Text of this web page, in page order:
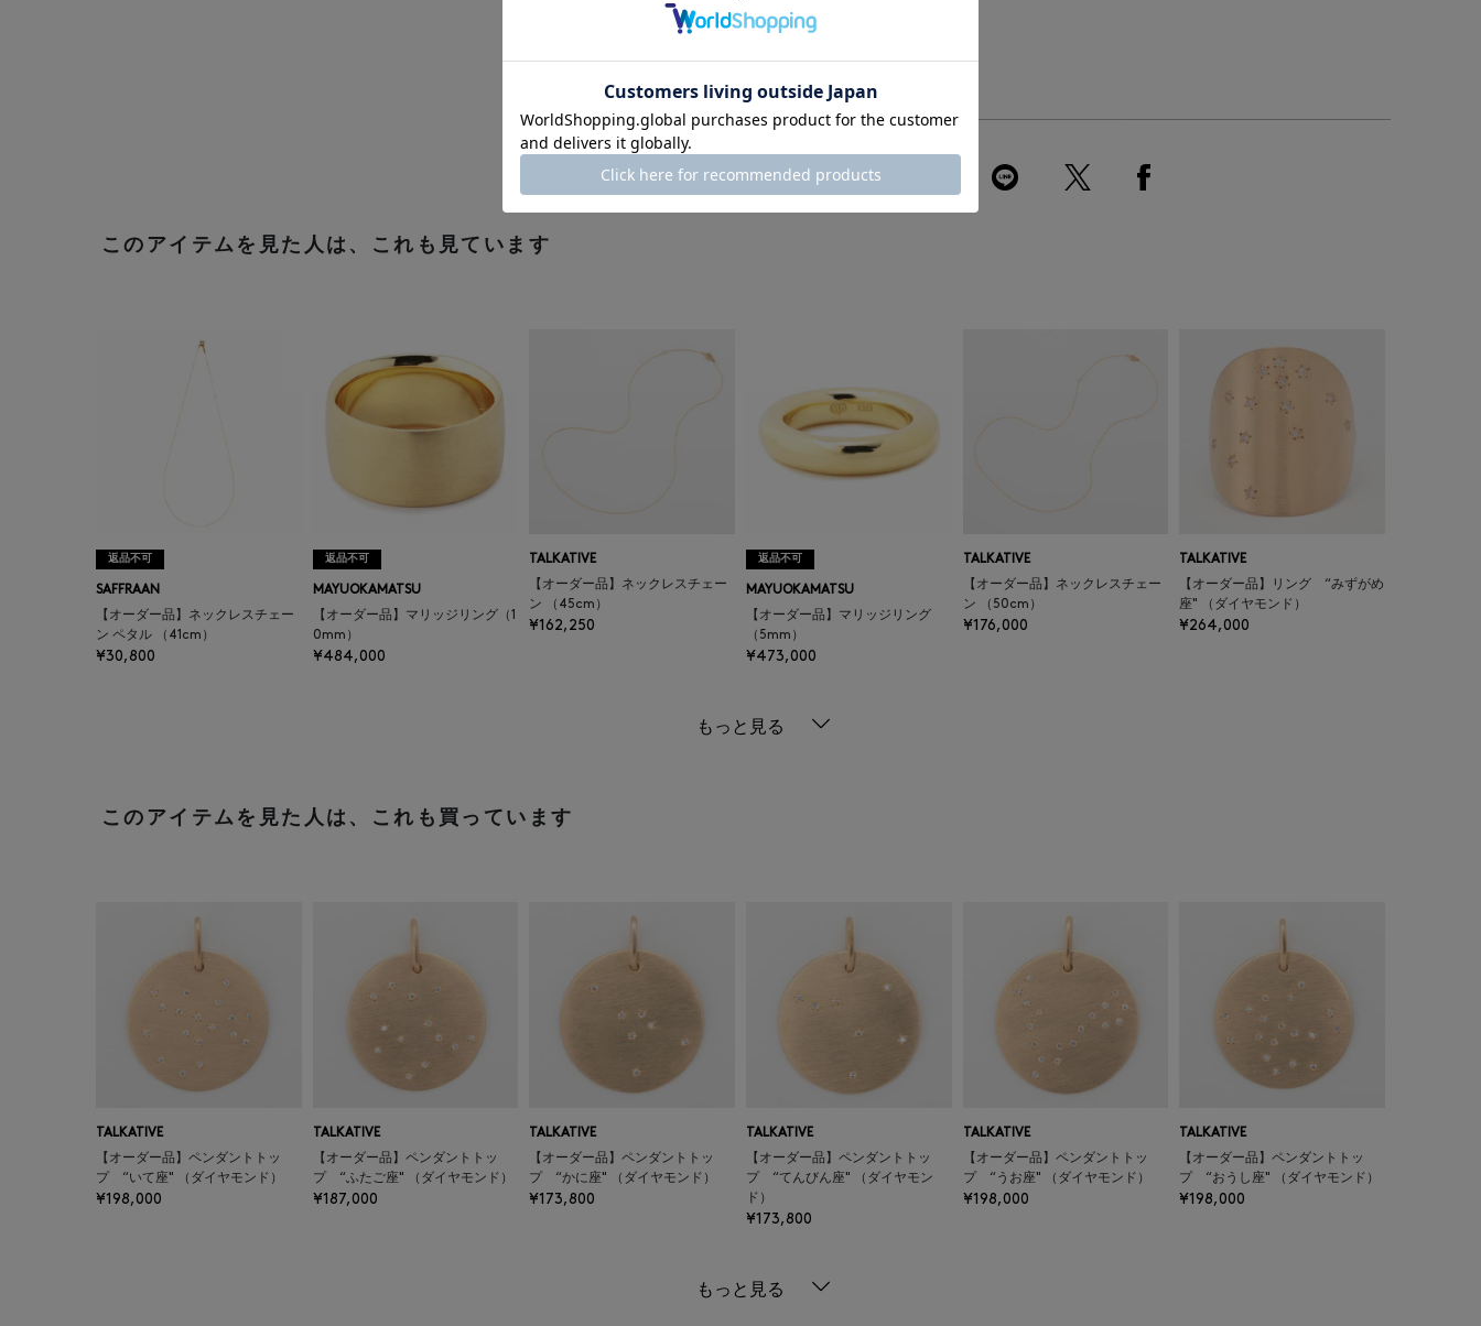
配送について
返品・交換について
このアイテムを見た人は、これも見ています
返品不可
SAFFRAAN
【オーダー品】ネックレスチェー
ン ペタル （41cm）
¥30,800
返品不可
MAYUOKAMATSU
【オーダー品】マリッジリング（1
0mm）
¥484,000
TALKATIVE
【オーダー品】ネックレスチェー
ン （45cm）
¥162,250
返品不可
MAYUOKAMATSU
【オーダー品】マリッジリング
（5mm）
¥473,000
TALKATIVE
【オーダー品】ネックレスチェー
ン （50cm）
¥176,000
TALKATIVE
【オーダー品】リング “みずがめ
座" （ダイヤモンド）
¥264,000
もっと見る
このアイテムを見た人は、これも買っています
TALKATIVE
【オーダー品】ペンダントトッ
プ “いて座" （ダイヤモンド）
¥198,000
TALKATIVE
【オーダー品】ペンダントトッ
プ “ふたご座" （ダイヤモンド）
¥187,000
TALKATIVE
【オーダー品】ペンダントトッ
プ “かに座" （ダイヤモンド）
¥173,800
TALKATIVE
【オーダー品】ペンダントトッ
プ “てんびん座" （ダイヤモン
ド）
¥173,800
TALKATIVE
【オーダー品】ペンダントトッ
プ “うお座" （ダイヤモンド）
¥198,000
TALKATIVE
【オーダー品】ペンダントトッ
プ “おうし座" （ダイヤモンド）
¥198,000
もっと見る